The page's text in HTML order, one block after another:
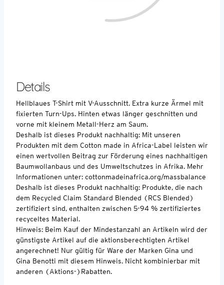
Details
Hellblaues T-Shirt mit V-Ausschnitt. Extra kurze Ärmel mit
fixierten Turn-Ups. Hinten etwas länger geschnitten und
vorne mit kleinem Metall-Herz am Saum.
Deshalb ist dieses Produkt nachhaltig: Mit unseren
Produkten mit dem Cotton made in Africa-Label leisten wir
einen wertvollen Beitrag zur Förderung eines nachhaltigen
Baumwollanbaus und des Umweltschutzes in Afrika. Mehr
Informationen unter: cottonmadeinafrica.org/massbalance
Deshalb ist dieses Produkt nachhaltig: Produkte, die nach
dem Recycled Claim Standard Blended (RCS Blended)
zertifiziert sind, enthalten zwischen 5-94 % zertifiziertes
recyceltes Material.
Hinweis: Beim Kauf der Mindestanzahl an Artikeln wird der
günstigste Artikel auf die aktionsberechtigten Artikel
angerechnet! Nur gültig für Ware der Marken Gina und
Gina Benotti mit diesem Hinweis. Nicht kombinierbar mit
anderen (Aktions-)Rabatten.